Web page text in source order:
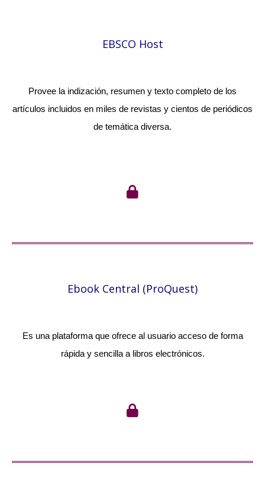
EBSCO Host
Provee la indización, resumen y texto completo de los
artículos incluidos en miles de revistas y cientos de periódicos
de temática diversa.
Ebook Central (ProQuest)
Es una plataforma que ofrece al usuario acceso de forma
rápida y sencilla a libros electrónicos.